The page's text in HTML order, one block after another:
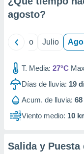
e
publicidad
publicidad
de
agosto?
Junio Julio
T. Media: 27°C
Días de lluvia: 19
Acum. de lluvia:
Viento medio: 10
Salida y Puesta